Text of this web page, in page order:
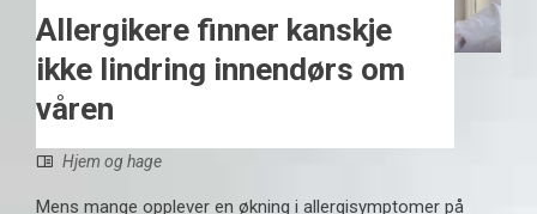
Allergikere finner kanskje
ikke lindring innendørs om
våren
Hjem og hage
Mens mange opplever en økning i allergisymptomer på